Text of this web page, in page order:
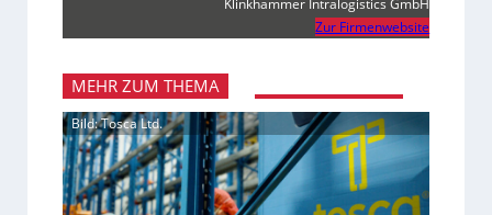
Klinkhammer Intralogistics GmbH
Zur Firmenwebsite
MEHR ZUM THEMA
Bild: Tosca Ltd.